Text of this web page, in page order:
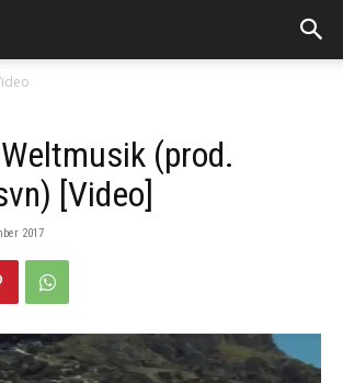
(prod.
[Video]
2017